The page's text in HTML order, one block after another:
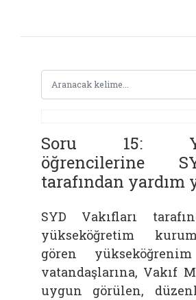
Soru 15:
öğrencilerine
tarafından yardım
SYD Vakıfları
yükseköğretim
gören
vatandaşlarına, Vakıf
uygun görülen,